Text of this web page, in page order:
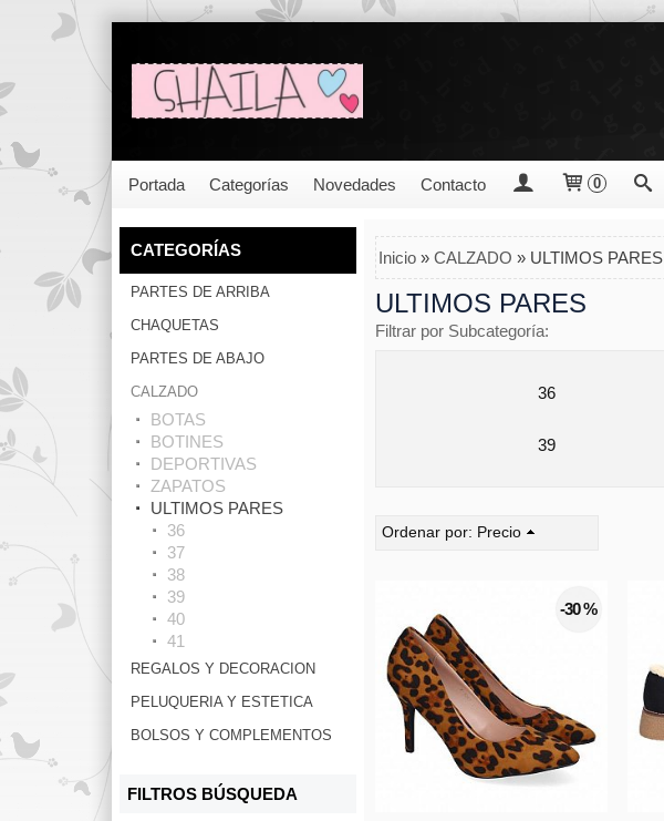
Portada Categorías Novedades Contacto 0
CATEGORÍAS
PARTES DE ARRIBA
CHAQUETAS
PARTES DE ABAJO
CALZADO
BOTAS
BOTINES
DEPORTIVAS
ZAPATOS
ULTIMOS PARES
36
37
38
39
40
41
REGALOS Y DECORACION
PELUQUERIA Y ESTETICA
BOLSOS Y COMPLEMENTOS
FILTROS BÚSQUEDA
Inicio» CALZADO » ULTIMOS PARES
ULTIMOS PARES
Filtrar por Subcategoría:
36
39
Ordenar por: Precio
-30 %